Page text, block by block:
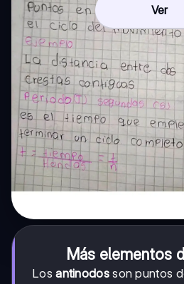
Ver
Más elementos
Losantinodosson puntos